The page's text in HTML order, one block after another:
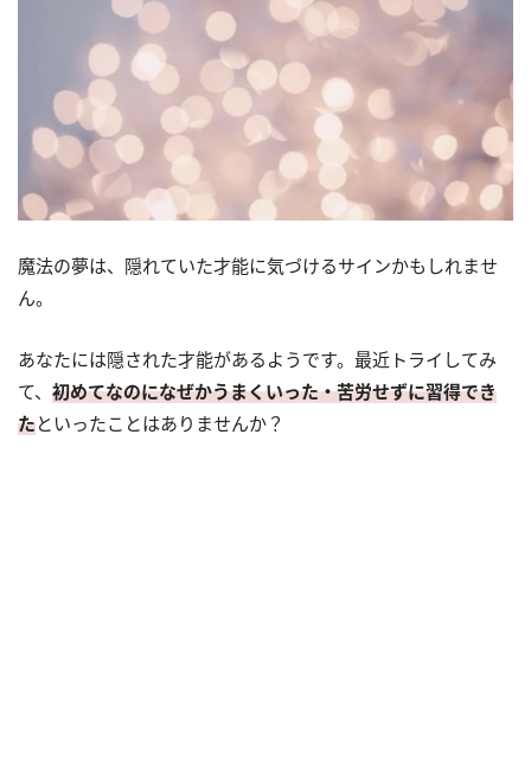
魔法の夢は、隠れていた才能に気づけるサインかもしれませ
ん。
あなたには隠された才能があるようです。最近トライしてみ
て、 初めてなのになぜかうまくいった・苦労せずに習得でき
たといったことはありませんか？